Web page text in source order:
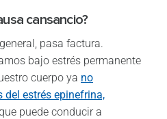
cansancio?
pasa factura.
bajo estrés permanente
cuerpo ya no
estrés epinefrina,
puede conducir a